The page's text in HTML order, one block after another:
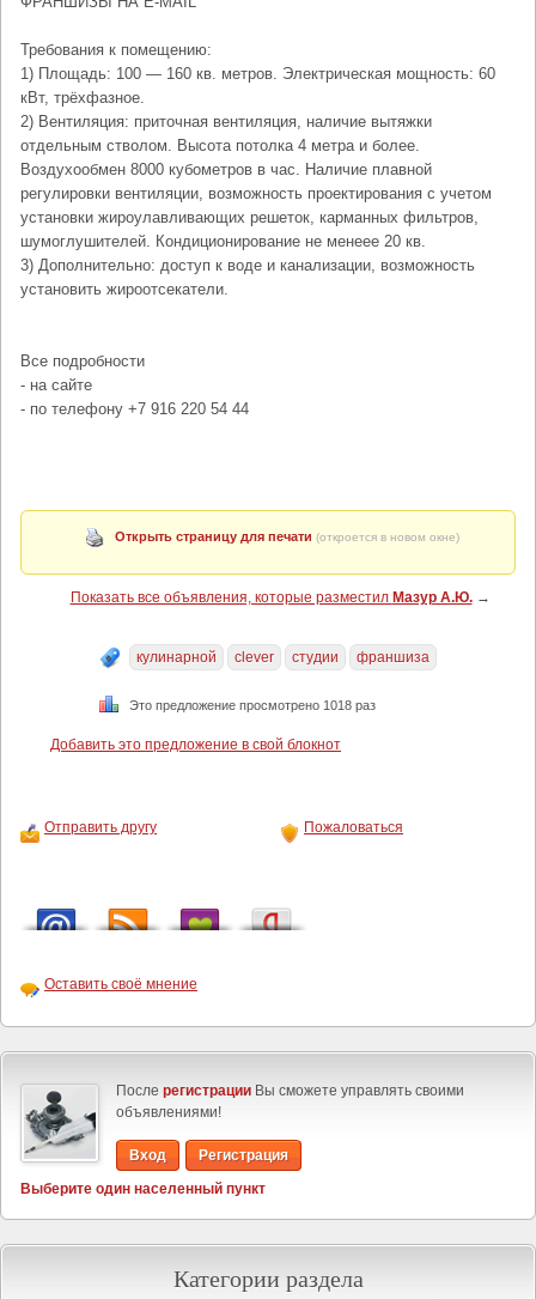
Требования к помещению:
1) Площадь: 100 — 160 кв. метров. Электрическая мощность: 60
кВт, трёхфазное.
2) Вентиляция: приточная вентиляция, наличие вытяжки
отдельным стволом. Высота потолка 4 метра и более.
Воздухообмен 8000 кубометров в час. Наличие плавной
регулировки вентиляции, возможность проектирования с учетом
установки жироулавливающих решеток, карманных фильтров,
шумоглушителей. Кондиционирование не менеее 20 кв.
3) Дополнительно: доступ к воде и канализации, возможность
установить жироотсекатели.
Все подробности
- на сайте
- по телефону +7 916 220 54 44
Открыть страницу для печати (откроется в новом окне)
Показать все объявления, которые разместил Мазур А.Ю.→
кулинарной clever студии франшиза
Это предложение просмотрено 1018 раз
Добавить это предложение в свой блокнот
Отправить другу Пожаловаться
Оставить своё мнение
После регистрации Вы сможете управлять своими
объявлениями!
Вход
Регистрация
Выберите один населенный пункт
Категории раздела